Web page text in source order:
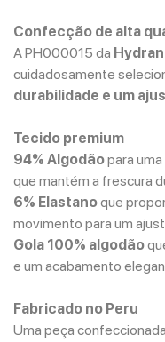
Confecção de alta
A PH000015 da
cuidadosamente
durabilidade e um
Tecido premium
94% Algodãopara
que mantém a frescura
6% Elastanoque
movimento para um
Gola 100% algodão
e um acabamento
Fabricado no Peru
Uma peça